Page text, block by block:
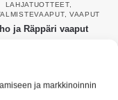
ja markkinoinnin
LAHJATUOTTEET,
, VAAPUT
ja Räppäri vaaput